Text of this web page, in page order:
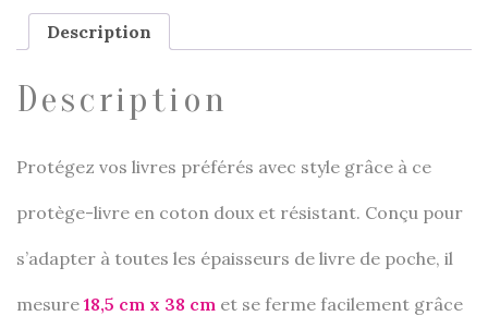
élastique
paillettes
Description
Description
Protégez vos livres préférés avec style grâce à ce
protège-livre en coton doux et résistant. Conçu pour
s’adapter à toutes les épaisseurs de livre de poche, il
mesure 18,5 cm x 38 cm et se ferme facilement grâce